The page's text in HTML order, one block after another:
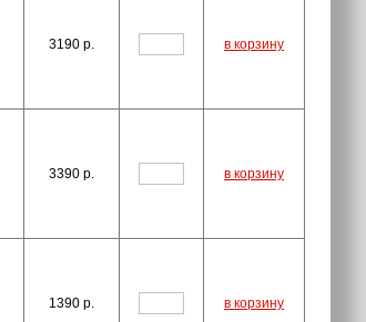
3190 p. в корзину
3390 p. в корзину
1390 p. в корзину